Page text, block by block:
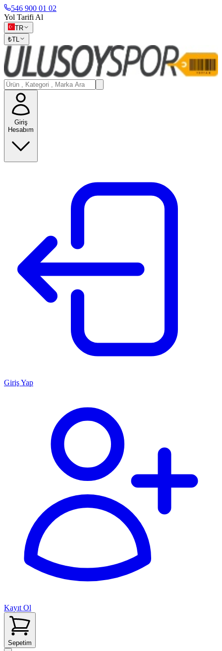
546 900 01 02
Yol Tarifi Al
TR
₺TL
Giriş
Hesabım
Giriş Yap
Kayıt Ol
Sepetim